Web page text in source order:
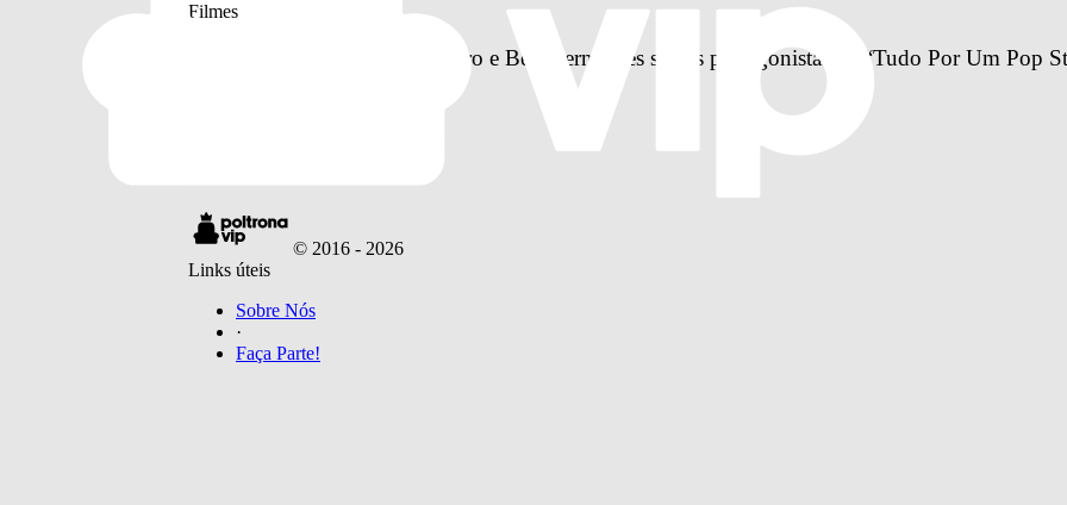
Filmes
Gabriella Saraivah, Laura Castro e Bela Fernandes são as protagonistas de “Tudo Por Um Pop
© 2016 - 2026
Links úteis
Sobre Nós
·
Faça Parte!